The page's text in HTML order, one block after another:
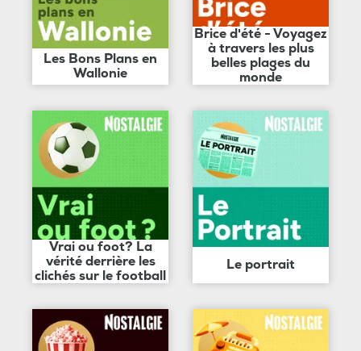
Les Bons Plans en
Wallonie
Brice d'été - Voyagez
à travers les plus
belles plages du
monde
Vrai ou foot? La
vérité derrière les
clichés sur le football
Le portrait